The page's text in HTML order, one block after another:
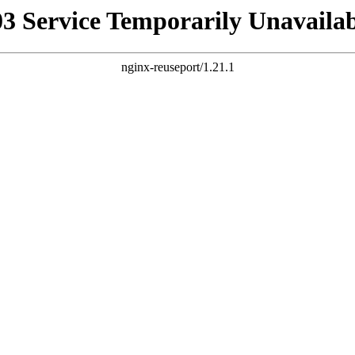
Service Temporarily
nginx-reuseport/1.21.1